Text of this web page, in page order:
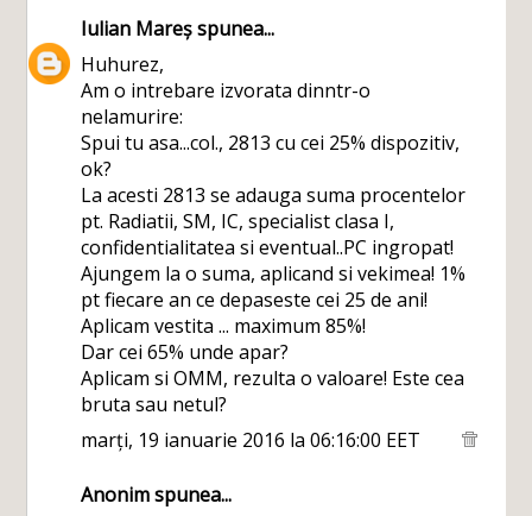
Iulian Mareșspunea...
Huhurez,
Am o intrebare izvorata dinntr-o
nelamurire:
Spui tu asa...col., 2813 cu cei 25% dispozitiv,
ok?
La acesti 2813 se adauga suma procentelor
pt. Radiatii, SM, IC, specialist clasa I,
confidentialitatea si eventual..PC ingropat!
Ajungem la o suma, aplicand si vekimea! 1%
pt fiecare an ce depaseste cei 25 de ani!
Aplicam vestita ... maximum 85%!
Dar cei 65% unde apar?
Aplicam si OMM, rezulta o valoare! Este cea
bruta sau netul?
marți, 19 ianuarie 2016 la 06:16:00 EET
Anonim spunea...